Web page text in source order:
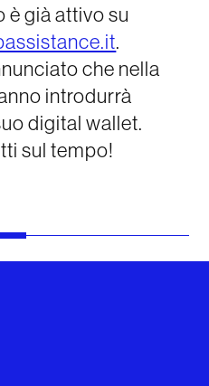
è già attivo su
.
che nella
introdurrà
digital wallet.
sul tempo!